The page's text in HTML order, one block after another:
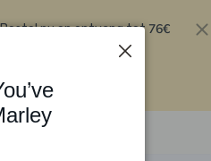
nu en ontvang tot 76€